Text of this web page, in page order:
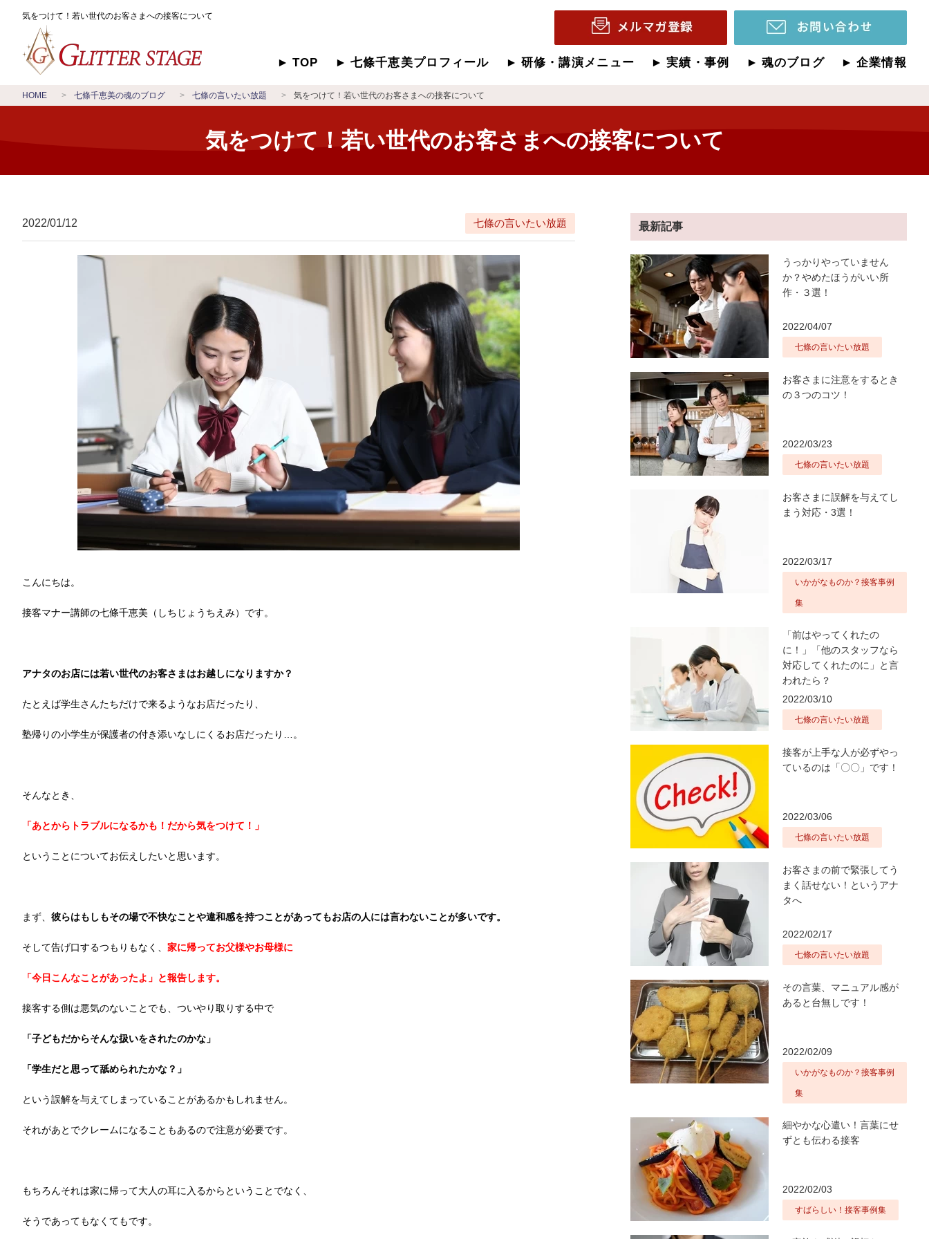
気をつけて！若い世代のお客さまへの接客について
TOP 七條千恵美プロフィール 研修・講演メニュー 実績・事例 魂のブログ 企業情報
HOME 七條千恵美の魂のブログ 七條の言いたい放題 気をつけて！若い世代のお客さまへの接客について
気をつけて！若い世代のお客さまへの接客について
2022/01/12 七條の言いたい放題
こんにちは。
接客マナー講師の七條千恵美（しちじょうちえみ）です。
アナタのお店には若い世代のお客さまはお越しになりますか？
たとえば学生さんたちだけで来るようなお店だったり、
塾帰りの小学生が保護者の付き添いなしにくるお店だったり…。
そんなとき、
「あとからトラブルになるかも！だから気をつけて！」
ということについてお伝えしたいと思います。
まず、 彼らはもしもその場で不快なことや違和感を持つことがあってもお店の人には言わないことが多いです。
そして告げ口するつもりもなく、 家に帰ってお父様やお母様に
「今日こんなことがあったよ」と報告します。
接客する側は悪気のないことでも、ついやり取りする中で
「子どもだからそんな扱いをされたのかな」
「学生だと思って舐められたかな？」
という誤解を与えてしまっていることがあるかもしれません。
それがあとでクレームになることもあるので注意が必要です。
もちろんそれは家に帰って大人の耳に入るからということでなく、
そうであってもなくてもです。
最新記事
うっかりやっていません
か？やめたほうがいい所
作・３選！
2022/04/07
七條の言いたい放題
お客さまに注意をするとき
の３つのコツ！
2022/03/23
七條の言いたい放題
お客さまに誤解を与えてし
まう対応・3選！
2022/03/17
いかがなものか？接客事例
集
「前はやってくれたの
に！」「他のスタッフなら
対応してくれたのに」と言
われたら？
2022/03/10
七條の言いたい放題
接客が上手な人が必ずやっ
ているのは「〇〇」です！
2022/03/06
七條の言いたい放題
お客さまの前で緊張してう
まく話せない！というアナ
タへ
2022/02/17
七條の言いたい放題
その言葉、マニュアル感が
あると台無しです！
2022/02/09
いかがなものか？接客事例
集
細やかな心遣い！言葉にせ
ずとも伝わる接客
2022/02/03
すばらしい！接客事例集